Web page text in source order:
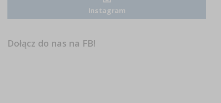
Instagram
Dołącz do nas na FB!